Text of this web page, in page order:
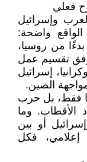
فعلي
وإسرائيل
واضحة:
من روسيا،
وفق تقسيم عمل
إسرائيل
الصين.
فقط، بل حرب
الأقطاب. وما
أو بين
إعلامي، فكل